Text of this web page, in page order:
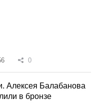
0
Алексея Балабанова
в бронзе